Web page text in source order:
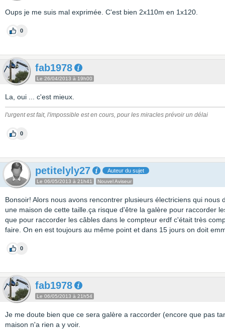
Oups je me suis mal exprimée. C'est bien 2x110m en 1x120.
0
fab1978
Le 26/04/2013 à 19h00
La, oui ... c'est mieux.
l'urgent est fait, l'impossible est en cours, pour les miracles prévoir un délai
0
petitelyly27 Auteur du sujet
Le 06/05/2013 à 21h41 Nouvel Aviseur
Bonsoir! Alors nous avons rencontrer plusieurs électriciens qui
une maison de cette taille.ça risque d'être la galère pour raccorder
que pour raccorder les câbles dans le compteur erdf c'était très
faire. On en est toujours au même point et dans 15 jours on doit
0
fab1978
Le 06/05/2013 à 21h54
Je me doute bien que ce sera galère a raccorder (encore que pas
maison n'a rien a y voir.